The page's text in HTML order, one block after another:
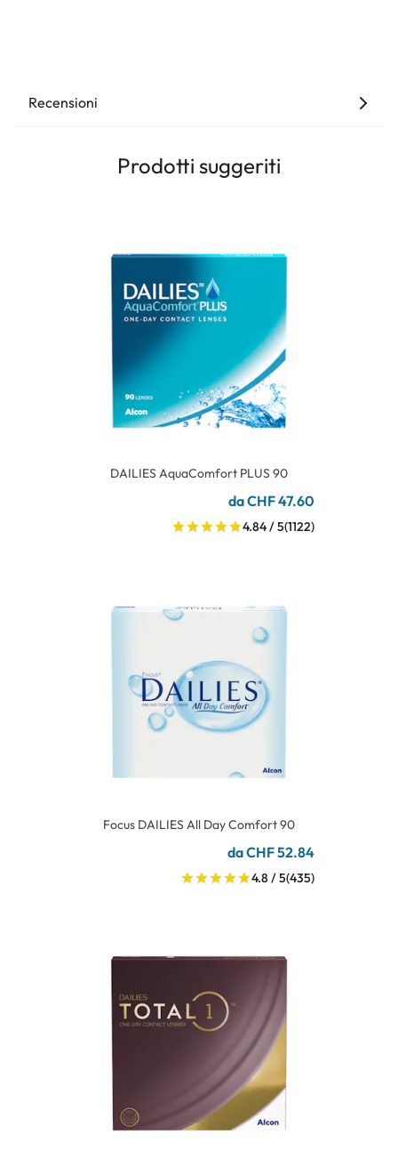
Recensioni
Prodotti suggeriti
DAILIES AquaComfort PLUS 90
da CHF 47.60
4.84 / 5(1122)
Focus DAILIES All Day Comfort 90
da CHF 52.84
4.8 / 5(435)